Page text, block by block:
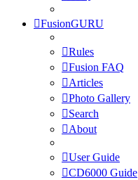
FusionGURU
Rules
Fusion FAQ
Articles
Photo Gallery
Search
About
User Guide
CD6000 Guide